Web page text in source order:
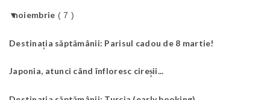
▼
noiembrie ( 7 )
Destinația săptămânii: Parisul cadou de 8 martie!
Japonia, atunci când înfloresc cireșii...